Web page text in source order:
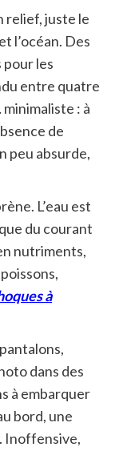
relief, juste le
l’océan. Des
les
entre quatre
: à
de
peu absurde,
L’eau est
du courant
nutriments,
à
dans des
à embarquer
bord, une
Inoffensive,